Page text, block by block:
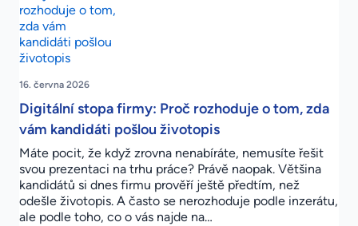
16. června 2026
Digitální stopa firmy: Proč rozhoduje o tom, zda
vám kandidáti pošlou životopis
Máte pocit, že když zrovna nenabíráte, nemusíte řešit
svou prezentaci na trhu práce? Právě naopak. Většina
kandidátů si dnes firmu prověří ještě předtím, než
odešle životopis. A často se nerozhoduje podle inzerátu,
ale podle toho, co o vás najde na…